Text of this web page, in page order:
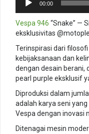
00:00
Vespa 946 “Snake” —
eksklusivitas
Terinspirasi dari
kebijaksanaan dan
dengan desain berani,
pearl purple eksklusif
Diproduksi dalam
adalah karya seni
Vespa dengan inovasi
Ditenagai mesin